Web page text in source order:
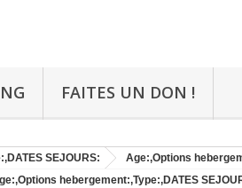
FAITES UN DON !
SEJOURS: Age:,Options
hebergement:,Type:,DATES